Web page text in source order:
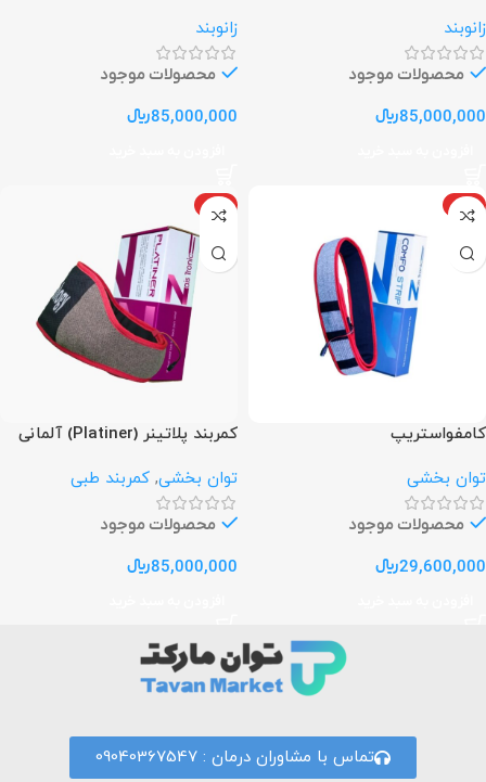
زانوبند
محصولات موجود
85,000,000﷼
زانوبند
محصولات موجود
85,000,000﷼
ویژه
کامفواستریپ
توان بخشی
محصولات موجود
29,600,000﷼
ویژه
کمربند پلاتینر (Platiner) آلمانی
توان بخشی, کمربند طبی
محصولات موجود
85,000,000﷼
تماس با مشاوران درمان : 09040367547